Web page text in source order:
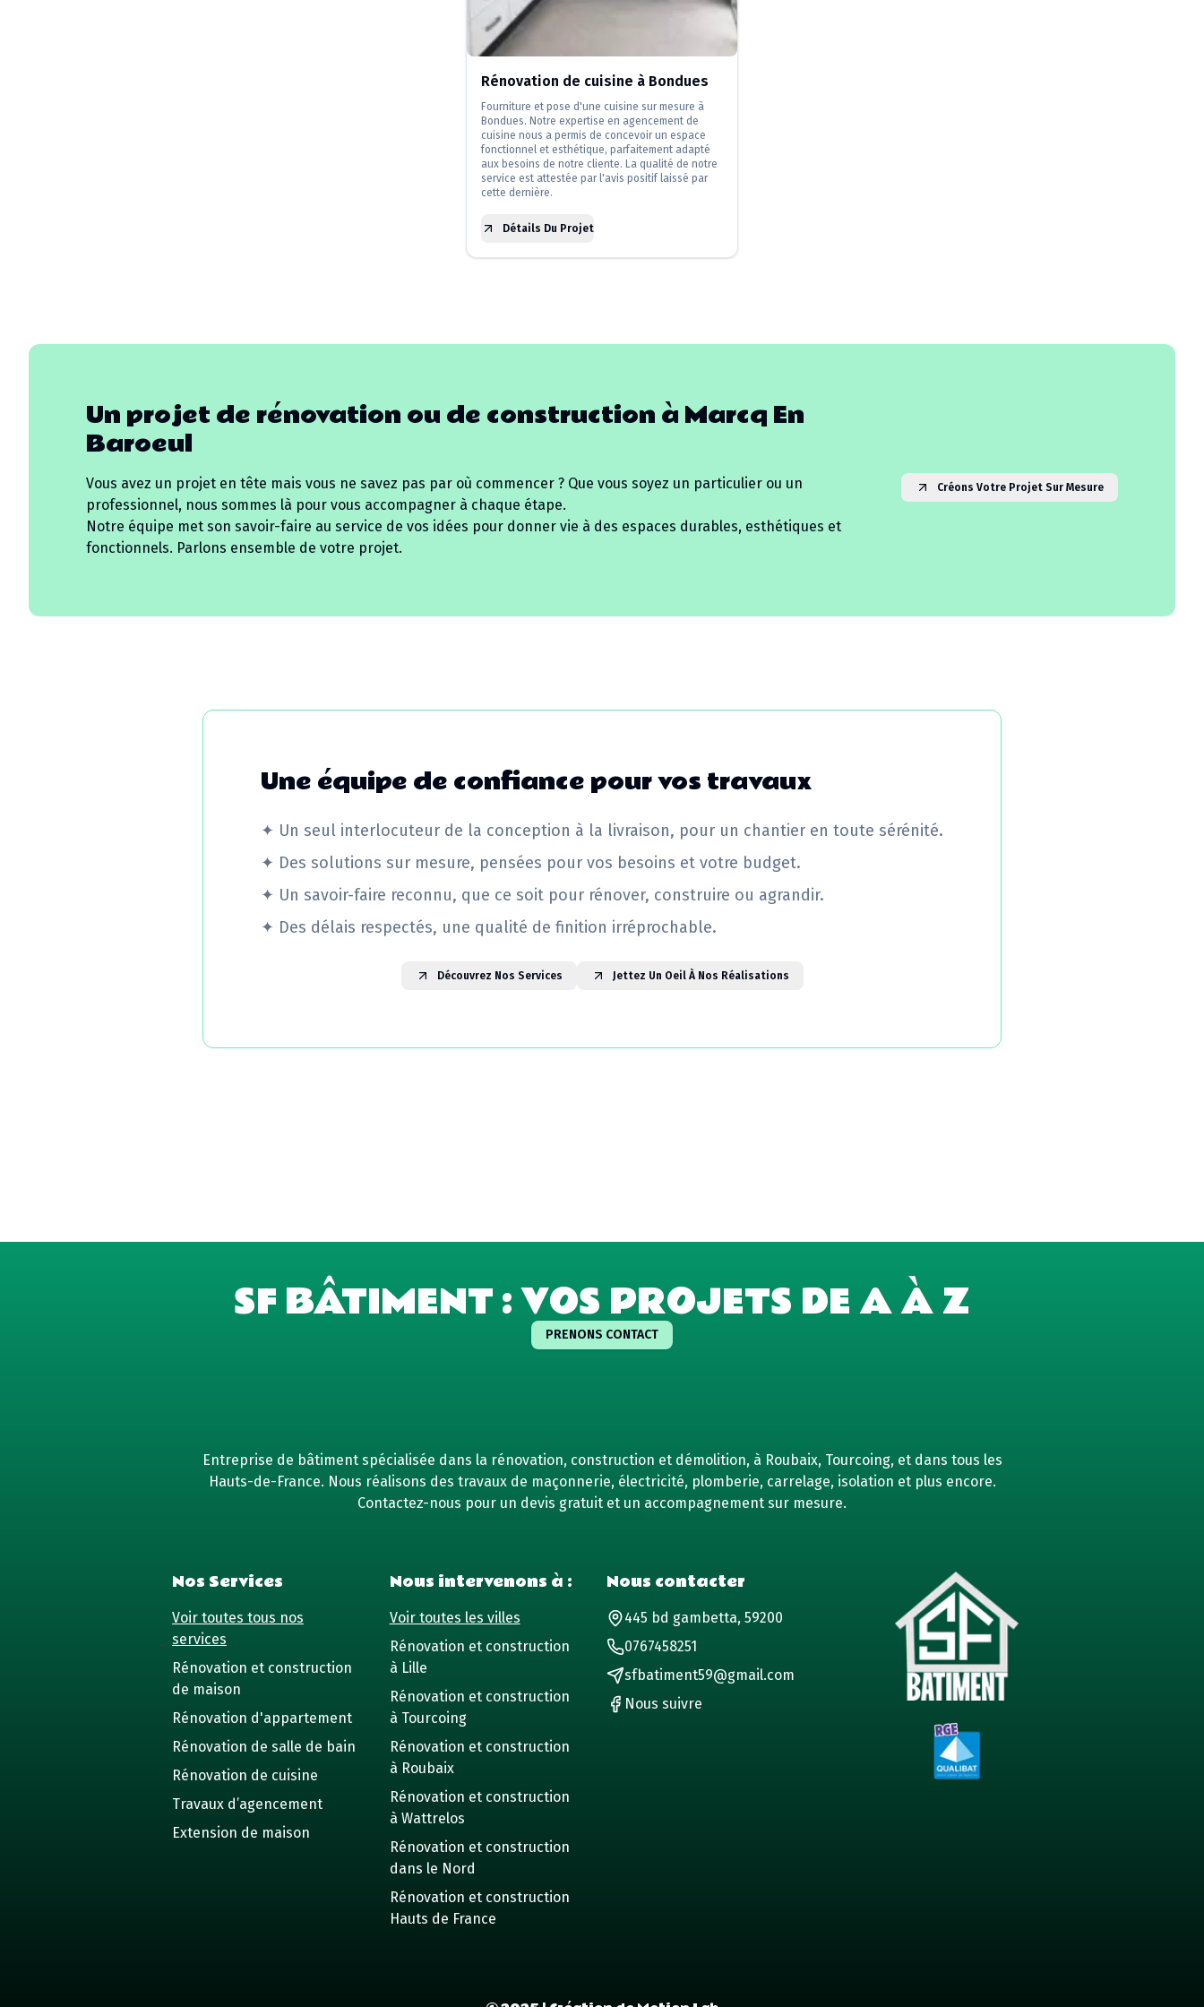
Rénovation de cuisine à Bondues
Fourniture et pose d'une cuisine sur mesure à
Bondues. Notre expertise en agencement de
cuisine nous a permis de concevoir un espace
fonctionnel et esthétique, parfaitement adapté
aux besoins de notre cliente. La qualité de notre
service est attestée par l'avis positif laissé par
cette dernière.
Détails Du Projet
Un projet de rénovation ou de construction àMarcq En
Baroeul
Vous avez un projet en tête mais vous ne savez pas par où commencer ? Que vous soyez un particulier ou un
professionnel, nous sommes là pour vous accompagner à chaque étape.
Notre équipe met son savoir-faire au service de vos idées pour donner vie à des espaces durables, esthétiques et
fonctionnels. Parlons ensemble de votre projet.
Créons Votre Projet Sur Mesure
Une équipe de confiance pour vos travaux
✦ Un seul interlocuteur de la conception à la livraison, pour un chantier en toute sérénité.
✦ Des solutions sur mesure, pensées pour vos besoins et votre budget.
✦ Un savoir-faire reconnu, que ce soit pour rénover, construire ou agrandir.
✦ Des délais respectés, une qualité de finition irréprochable.
Découvrez Nos Services Jettez Un Oeil À Nos Réalisations
SF BÂTIMENT : VOS PROJETS DE A À Z
PRENONS CONTACT
Entreprise de bâtiment spécialisée dans la rénovation, construction et démolition, à Roubaix, Tourcoing, et dans tous les
Hauts-de-France. Nous réalisons des travaux de maçonnerie, électricité, plomberie, carrelage, isolation et plus encore.
Contactez-nous pour un devis gratuit et un accompagnement sur mesure.
Nos Services
Voir toutes tous nos
services
Rénovation et construction
de maison
Rénovation d'appartement
Rénovation de salle de bain
Rénovation de cuisine
Travaux d’agencement
Extension de maison
Nous intervenons à :
Voir toutes les villes
Rénovation et construction
à Lille
Rénovation et construction
à Tourcoing
Rénovation et construction
à Roubaix
Rénovation et construction
à Wattrelos
Rénovation et construction
dans le Nord
Rénovation et construction
Hauts de France
Nous contacter
445 bd gambetta, 59200
0767458251
sfbatiment59@gmail.com
Nous suivre